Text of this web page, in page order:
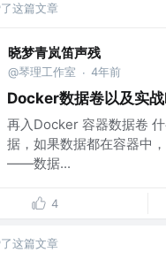
这篇文章
晓梦青岚笛声残
@琴理工作室 · 4年前
Docker数据卷以及实
再入Docker 容器数据卷
据，如果数据都在容器中
——数据...
4
这篇文章